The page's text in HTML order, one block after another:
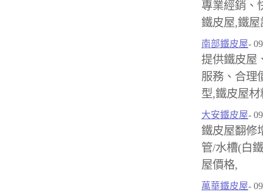
專業經銷、
鐵皮屋,鐵
南部鐵皮屋-
提供鐵皮屋
服務、合理
型,鐵皮屋
大安鐵皮屋-
鐵皮屋翻修
管/水槽(白
屋價格,
萬華鐵皮屋-